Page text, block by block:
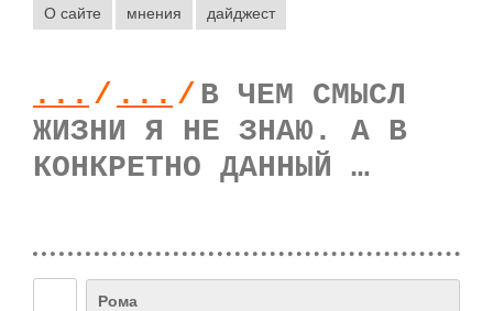
О сайте мнения дайджест
... / ... / В ЧЕМ СМЫСЛ
ЖИЗНИ Я НЕ ЗНАЮ. А В
КОНКРЕТНО ДАННЫЙ …
Рома